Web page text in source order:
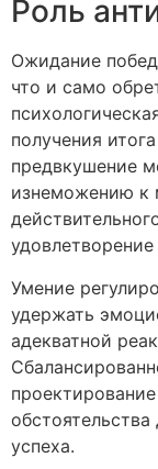
Роль
Ожидание
что и само
получения
предвкушение
изнеможению к
Умение
удержать
адекватной
успеха.